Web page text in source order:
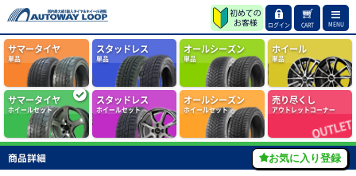
ログイン CART MENU
サマータイヤ
単品
スタッドレス
単品
オールシーズン
単品
ホイール
単品
サマータイヤ
ホイールセット
スタッドレス
ホイールセット
オールシーズン
ホイールセット
売り尽くし
アウトレットコーナー
商品詳細 お気に入り登録